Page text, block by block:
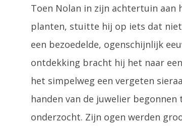
Toen Nolan in zijn achtertuin aan
planten, stuitte hij op iets dat
een bezoedelde, ogenschijnlijk
ontdekking bracht hij het naar
het simpelweg een vergeten
handen van de juwelier
onderzocht. Zijn ogen werden